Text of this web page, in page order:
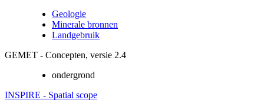
Geologie
Minerale bronnen
Landgebruik
GEMET - Concepten, versie 2.4
ondergrond
INSPIRE - Spatial scope